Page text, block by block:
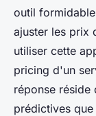
outil
ajuster les prix
utiliser cette
pricing d'un
réponse réside
prédictives